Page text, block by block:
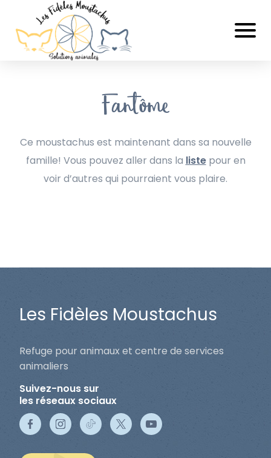
Fantôme
Ce moustachus est maintenant dans sa nouvelle
famille! Vous pouvez aller dans la listepour en
voir d’autres qui pourraient vous plaire.
Les Fidèles Moustachus
Refuge pour animaux et centre de services
animaliers
Suivez-nous sur
les réseaux sociaux